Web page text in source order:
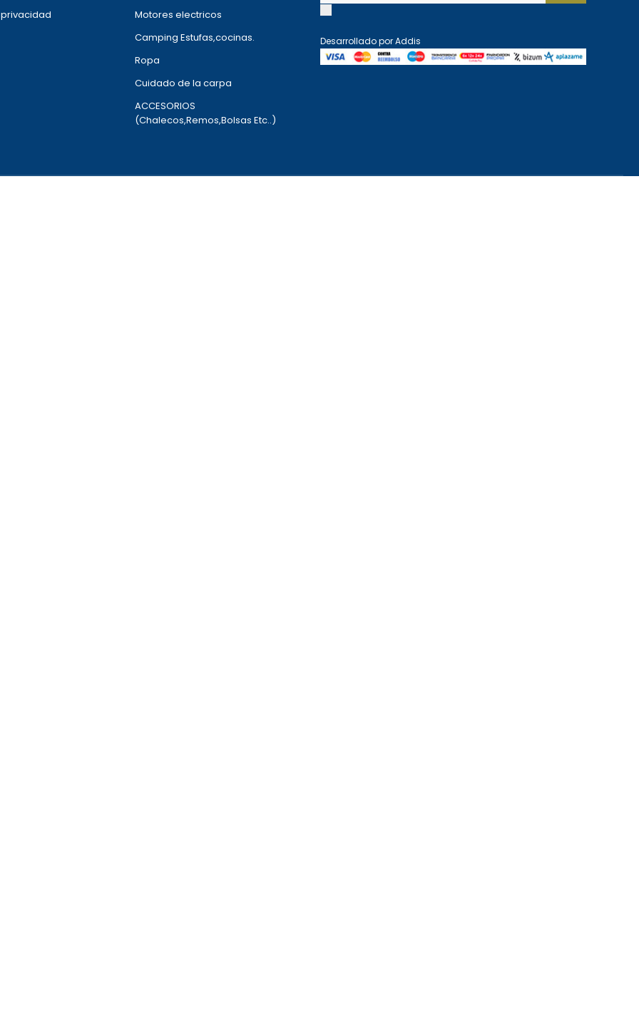
Motores electricos
Camping Estufas,cocinas.
Ropa
Cuidado de la carpa
ACCESORIOS
(Chalecos,Remos,Bolsas Etc..)
Desarrollado porAddis